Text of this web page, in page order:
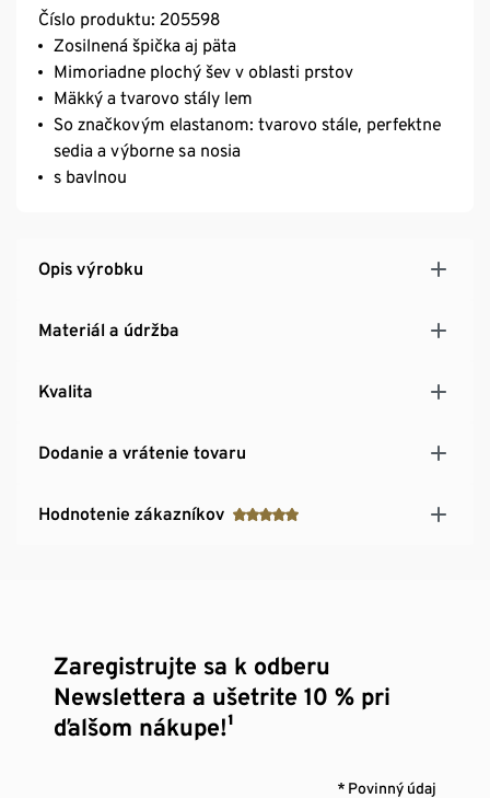
Číslo produktu: 205598
Zosilnená špička aj päta
Mimoriadne plochý šev v oblasti prstov
Mäkký a tvarovo stály lem
So značkovým elastanom: tvarovo stále, perfektne
sedia a výborne sa nosia
s bavlnou
Opis výrobku
Materiál a údržba
Kvalita
Dodanie a vrátenie tovaru
Hodnotenie zákazníkov
Zaregistrujte sa k odberu
Newslettera a ušetrite 10 % pri
ďalšom nákupe!¹
* Povinný údaj